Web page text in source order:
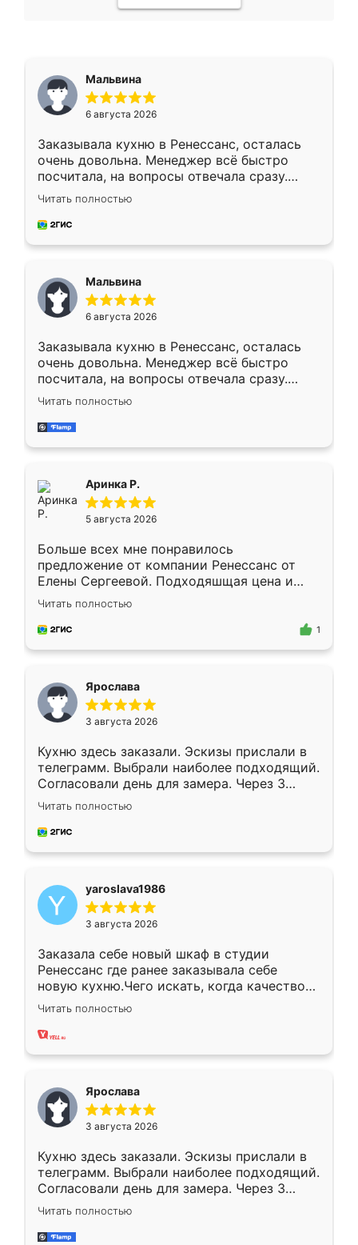
Мальвина
6 августа 2026
Заказывала кухню в Ренессанс, осталась
очень довольна. Менеджер всё быстро
посчитала, на вопросы отвечала сразу.
Замерщик приехал в субботу, подошёл к
делу со всей ответственностью. Собрали
за день, ребята работали аккуратно, даже
Читать полностью
Мальвина
6 августа 2026
Заказывала кухню в Ренессанс, осталась
очень довольна. Менеджер всё быстро
посчитала, на вопросы отвечала сразу.
Замерщик приехал в субботу, подошёл к
делу со всей ответственностью. Собрали
за день, ребята работали аккуратно, даже
Читать полностью
Аринка Р.
5 августа 2026
Больше всех мне понравилось
предложение от компании Ренессанс от
Елены Сергеевой. Подходяшщая цена и
короткие сроки изготовления. Приехавший
для замера сотрудник Владислав
предложил по моему эскизу самый
Читать полностью
1
Ярослава
3 августа 2026
Кухню здесь заказали. Эскизы прислали в
телеграмм. Выбрали наиболее подходящий.
Согласовали день для замера. Через 3
недели кухня была уже готова. Остались
довольны работой. Спасибо Ренессанс
мебель за качественную работу!
Читать полностью
yaroslava1986
3 августа 2026
Заказала себе новый шкаф в студии
Ренессанс где ранее заказывала себе
новую кухню.Чего искать, когда качеством
вполне довольна. Служит кухня уже почти
два года, нареканий нет.
Читать полностью
Ярослава
3 августа 2026
Кухню здесь заказали. Эскизы прислали в
телеграмм. Выбрали наиболее подходящий.
Согласовали день для замера. Через 3
недели кухня была уже готова. Остались
довольны работой. Спасибо Ренессанс
мебель за качественную работу!
Читать полностью